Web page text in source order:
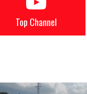
Top Channel